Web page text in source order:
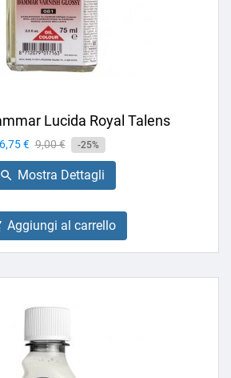
Lucida Royal Talens
Prezzo
6,75 € Prezzo
base
9,00 € -25%
 Mostra Dettagli
Aggiungi al carrello